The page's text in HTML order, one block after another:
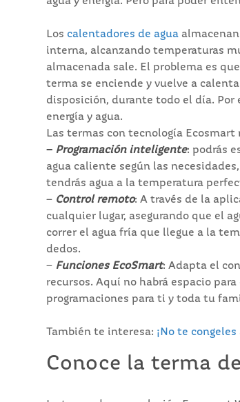
Los calentadores de agua
interna, alcanzando temperaturas
almacenada sale. El problema es
terma se enciende y vuelve a
disposición, durante todo el día. Por
energía y agua.
Las termas con tecnología
– Programación inteligente: podrás
agua caliente según las
tendrás agua a la temperatura
– Control remoto: A través de la
cualquier lugar, asegurando que el
correr el agua fría que llegue a la
dedos.
– Funciones EcoSmart: Adapta el
recursos. Aquí no habrá espacio
programaciones para ti y toda tu
También te interesa: ¡No te
Conoce la terma